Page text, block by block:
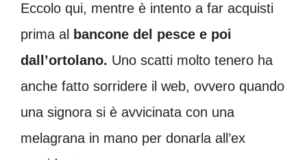
Eccolo qui, mentre è intento a far acquisti
prima al
bancone del pesce e poi
dall’ortolano. Uno scatti molto tenero ha
anche fatto sorridere il web, ovvero quando
una signora si è avvicinata con una
melagrana in mano per donarla all’ex